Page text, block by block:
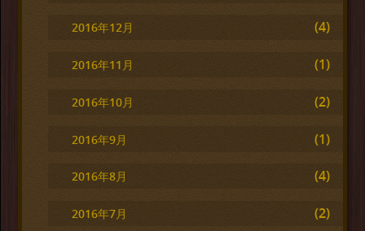
2016年12月 (4)
2016年11月 (1)
2016年10月 (2)
2016年9月 (1)
2016年8月 (4)
2016年7月 (2)